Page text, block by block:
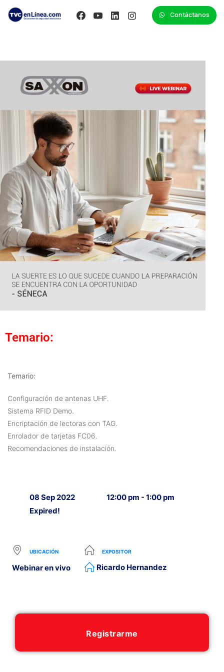
Contáctanos
Temario:
Temario:
Configuración de antenas UHF.
Sistema RFID Demo.
Encriptación de lectoras con TAG.
Enrolador de tarjetas FC06.
Recomendaciones de instalación.
08 Sep 2022
Expired!
12:00 pm - 1:00 pm
UBICACIÓN
Webinar en vivo
EXPOSITOR
Ricardo Hernandez
Registrarme